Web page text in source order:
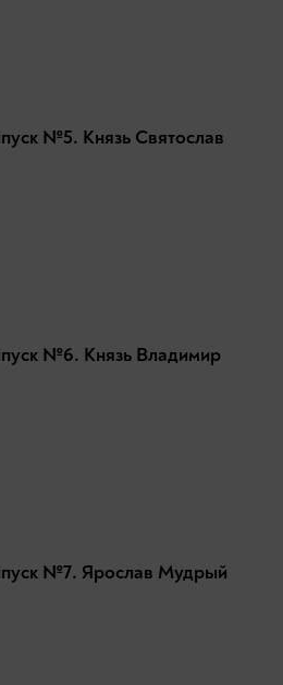
№5. Князь Святослав
№6. Князь Владимир
№7. Ярослав Мудрый